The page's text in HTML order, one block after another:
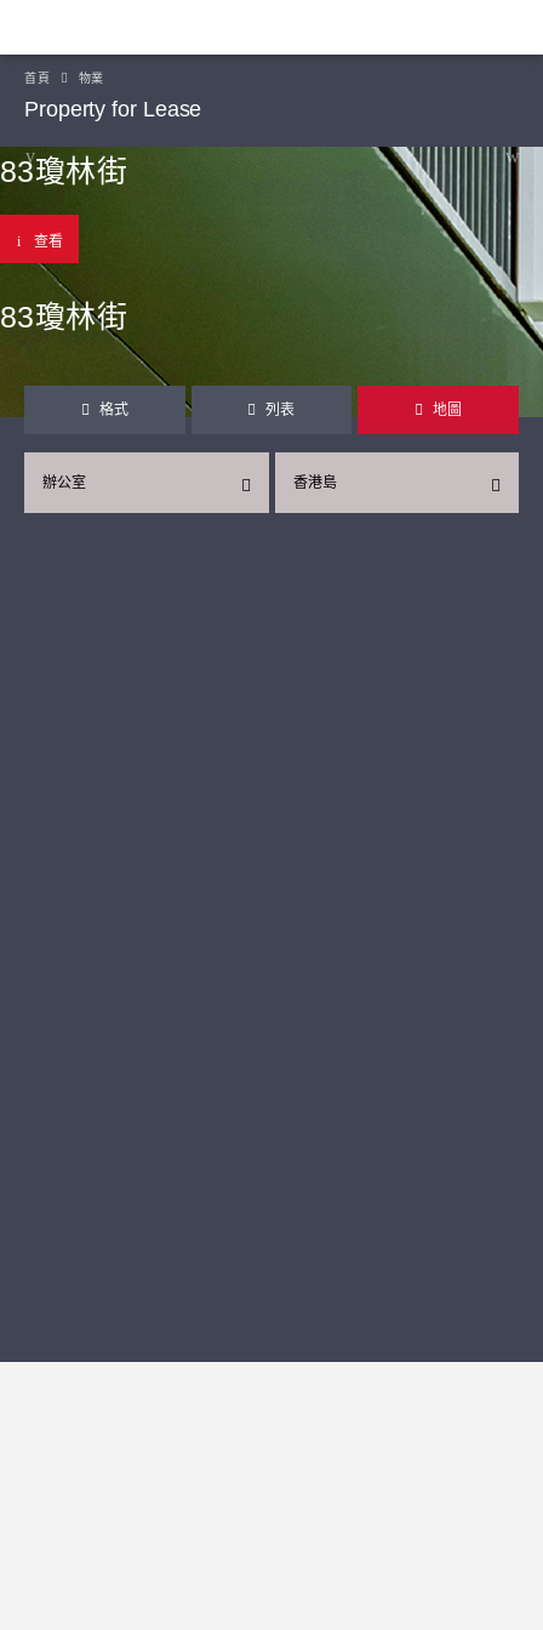
首頁 物業
Property for Lease
83瓊林街
查看
83瓊林街
格式 列表 地圖
香港島
辦公室